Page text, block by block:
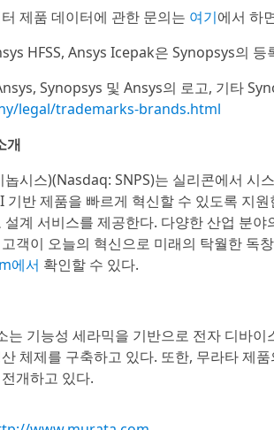
제품 데이터에 관한 문의는 여기에서 하
HFSS, Ansys Icepak은 Synopsys의 등
Synopsys 및 Ansys의 로고, 기타
legal/trademarks-brands.html
개
시스)(Nasdaq: SNPS)는 실리콘에서 시
기반 제품을 빠르게 혁신할 수 있도록 지
설계 서비스를 제공한다. 다양한 산업 분
객이 오늘의 혁신으로 미래의 탁월한 독
에서 확인할 수 있다.
는 기능성 세라믹을 기반으로 전자 디바이
체제를 구축하고 있다. 또한, 무라타 제
개하고 있다.